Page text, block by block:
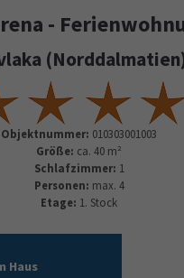
-
Objektnummer: 010303001003
Größe: ca. 40 m²
Schlafzimmer: 1
Personen: max. 4
Etage: 1. Stock
Haus